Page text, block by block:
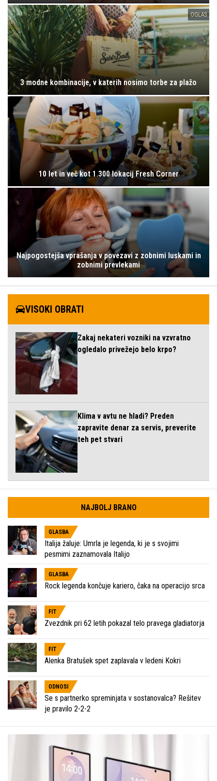
OGLAS
3 modne kombinacije, v katerih nosimo torbe za plažo
10 let in več kot 1.300 lokacij Fresh Corner
Najpogostejša vprašanja v povezavi z zobnimi luskami in
zobnimi prevlekami
VISOKI OBRATI
Zakaj nekateri vozniki na vzvratno
ogledalo privežejo belo krpo?
Klima v avtu ne hladi? Preden
zapravite denar za servis, preverite
teh pet stvari
NAJBOLJ BRANO
GLASBA
Italija žaluje: Umrla je legenda, ki je s svojimi
pesmimi zaznamovala Italijo
GLASBA
Rock legenda končuje kariero, čaka na operacijo srca
FIT
Zvezdnik pri 62 letih pokazal telo pravega gladiatorja
FIT
Alenka Bratušek spet zaplavala v ledeni Kokri
ODNOSI
Se s partnerko spreminjata v sostanovalca? Rešitev
je pravilo 2-2-2